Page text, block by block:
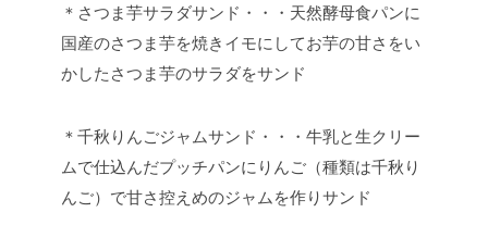
＊さつま芋サラダサンド・・・天然酵母食パンに
国産のさつま芋を焼きイモにしてお芋の甘さをい
かしたさつま芋のサラダをサンド
＊千秋りんごジャムサンド・・・牛乳と生クリー
ムで仕込んだプッチパンにりんご（種類は千秋り
んご）で甘さ控えめのジャムを作りサンド